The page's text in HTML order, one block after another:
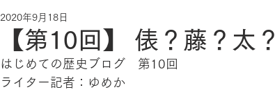
【第10回】 俵？藤？太？
2020年9月18日
はじめての歴史ブログ　第10回
ライター記者：ゆめか